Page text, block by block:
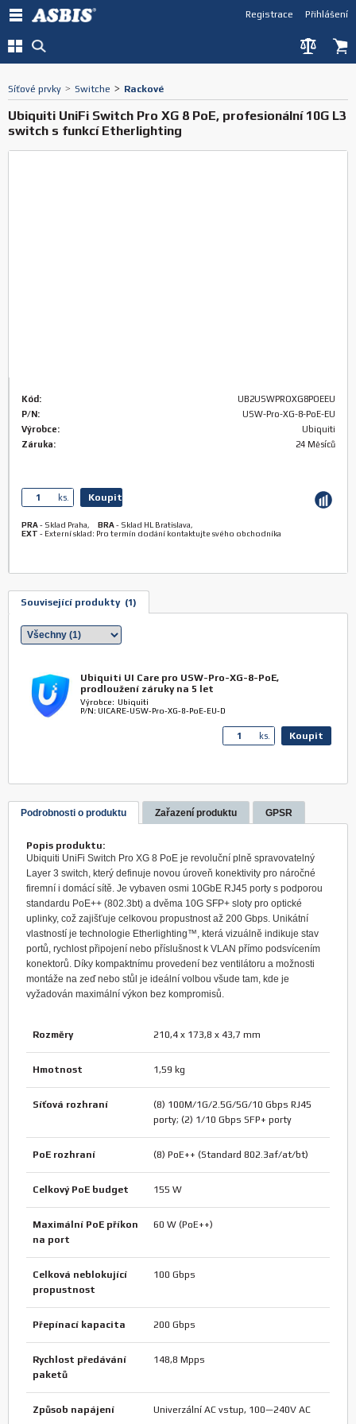
Přihlášení
Registrace
Síťové prvky > Switche > Rackové
Ubiquiti UniFi Switch Pro XG 8 PoE, profesionální 10G L3
switch s funkcí Etherlighting
Kód:
UB2USWPROXG8POEEU
P/N:
USW-Pro-XG-8-PoE-EU
Výrobce:
Ubiquiti
Záruka:
24 Měsíců
ks. Koupit
PRA- Sklad Praha, BRA- Sklad HL Bratislava,
EXT - Externí sklad: Pro termín dodání kontaktujte svého obchodníka
Související produkty (1)
Ubiquiti UI Care pro USW-Pro-XG-8-PoE,
prodloužení záruky na 5 let
Výrobce: Ubiquiti
P/N: UICARE-USW-Pro-XG-8-PoE-EU-D
ks. Koupit
Podrobnosti o produktu Zařazení produktu GPSR
Popis produktu:
Ubiquiti UniFi Switch Pro XG 8 PoE je revoluční plně spravovatelný
Layer 3 switch, který definuje novou úroveň konektivity pro náročné
firemní i domácí sítě. Je vybaven osmi 10GbE RJ45 porty s podporou
standardu PoE++ (802.3bt) a dvěma 10G SFP+ sloty pro optické
uplinky, což zajišťuje celkovou propustnost až 200 Gbps. Unikátní
vlastností je technologie Etherlighting™, která vizuálně indikuje stav
portů, rychlost připojení nebo příslušnost k VLAN přímo podsvícením
konektorů. Díky kompaktnímu provedení bez ventilátoru a možnosti
montáže na zeď nebo stůl je ideální volbou všude tam, kde je
vyžadován maximální výkon bez kompromisů.
Rozměry 210,4 x 173,8 x 43,7 mm
Hmotnost 1,59 kg
Síťová rozhraní
(8) 100M/1G/2.5G/5G/10 Gbps RJ45
porty; (2) 1/10 Gbps SFP+ porty
PoE rozhraní (8) PoE++ (Standard 802.3af/at/bt)
Celkový PoE budget 155 W
Maximální PoE příkon
na port
60 W (PoE++)
Celková neblokující
propustnost
100 Gbps
Přepínací kapacita 200 Gbps
Rychlost předávání
paketů
148,8 Mpps
Způsob napájení Univerzální AC vstup, 100—240V AC